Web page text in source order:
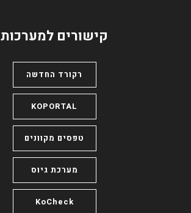
קישורים למערכות
רקורד החדשה
KOPORTAL
טפסים מקוונים
מערכת גיוס
KoCheck